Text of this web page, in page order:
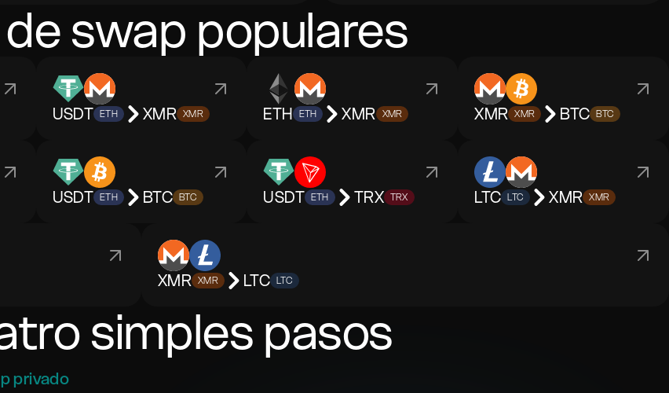
swap populares
USDT ETH XMR XMR ETH ETH XMR XMR XMR XMR BTC BTC
USDT ETH BTC BTC USDT ETH TRX TRX LTC LTC XMR XMR
XMR XMR LTC LTC
simples pasos
privado